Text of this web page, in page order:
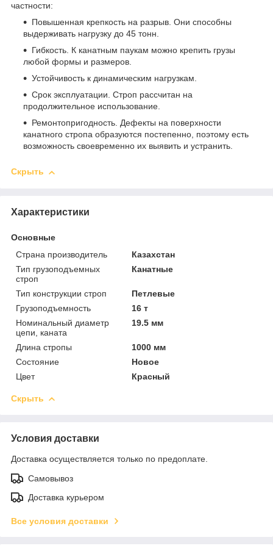
частности:
Повышенная крепкость на разрыв. Они способны
выдерживать нагрузку до 45 тонн.
Гибкость. К канатным паукам можно крепить грузы
любой формы и размеров.
Устойчивость к динамическим нагрузкам.
Срок эксплуатации. Строп рассчитан на
продолжительное использование.
Ремонтопригодность. Дефекты на поверхности
канатного стропа образуются постепенно, поэтому есть
возможность своевременно их выявить и устранить.
Скрыть
Характеристики
Основные
Страна производитель
Казахстан
Тип грузоподъемных
строп
Канатные
Тип конструкции строп
Петлевые
Грузоподъемность
16 т
Номинальный диаметр
цепи, каната
19.5 мм
Длина стропы
1000 мм
Состояние
Новое
Цвет
Красный
Скрыть
Условия доставки
Доставка осуществляется только по предоплате.
Самовывоз
Доставка курьером
Все условия доставки